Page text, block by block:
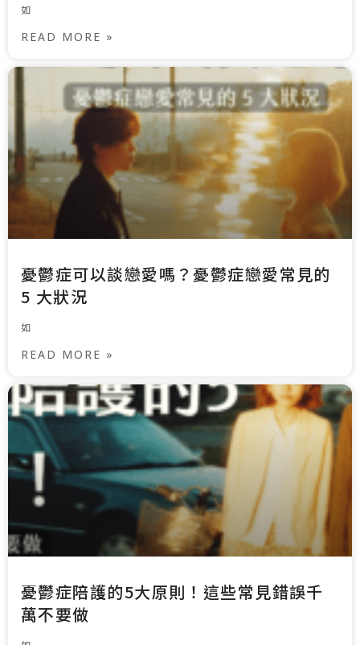
如
READ MORE »
憂鬱症可以談戀愛嗎？憂鬱症戀愛常見的
5 大狀況
如
READ MORE »
憂鬱症陪護的5大原則！這些常見錯誤千
萬不要做